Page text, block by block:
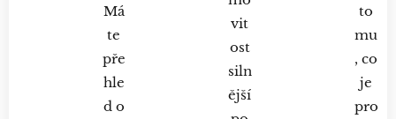
Má
te
pře
hle
d o
vit
ost
siln
ější
to
mu
, co
je
pro